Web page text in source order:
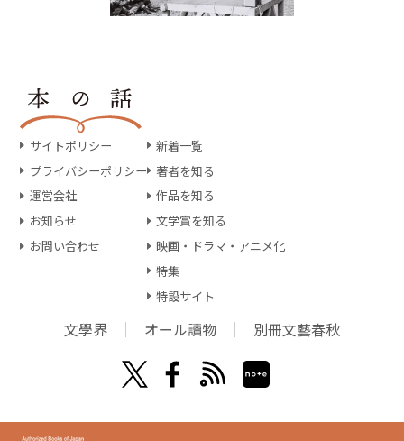
サイトポリシー
プライバシーポリシー
運営会社
お知らせ
お問い合わせ
新着一覧
著者を知る
作品を知る
文学賞を知る
映画・ドラマ・アニメ化
特集
特設サイト
文學界 オール讀物 別冊文藝春秋